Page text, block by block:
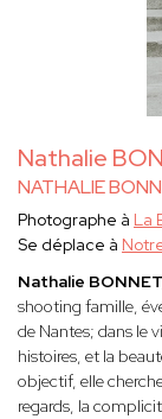
Nathalie
NATHALIE
Photographe à La
Se déplace à
Nathalie
shooting famille,
de Nantes; dans le
histoires, et la
objectif, elle
regards, la